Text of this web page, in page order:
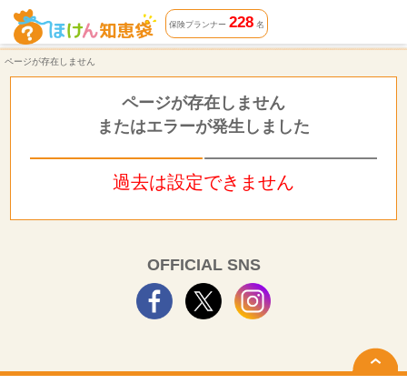
ページが存在しません | ほけん知恵袋
保険プランナー 228名
ページが存在しません
ページが存在しません
またはエラーが発生しました
過去は設定できません
OFFICIAL SNS